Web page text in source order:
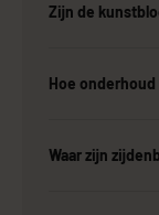
Zijn de
Hoe
Waar zijn